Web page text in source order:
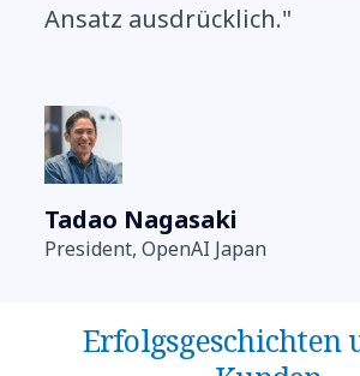
Ansatz ausdrücklich."
Tadao Nagasaki
President, OpenAI Japan
Erfolgsgeschichten